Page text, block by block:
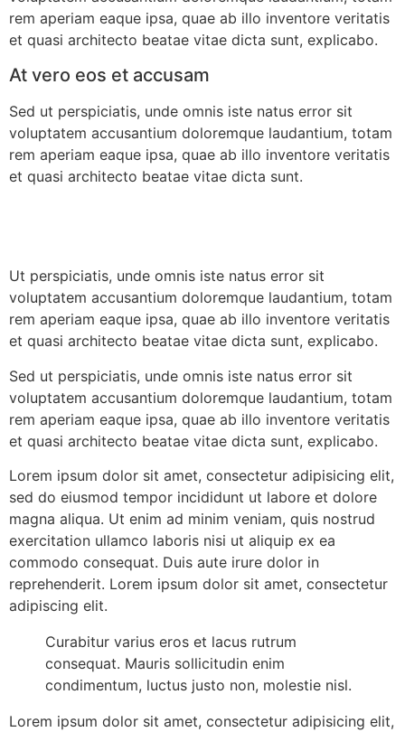
rem aperiam eaque ipsa, quae ab illo inventore veritatis
et quasi architecto beatae vitae dicta sunt, explicabo.
At vero eos et accusam
Sed ut perspiciatis, unde omnis iste natus error sit
voluptatem accusantium doloremque laudantium, totam
rem aperiam eaque ipsa, quae ab illo inventore veritatis
et quasi architecto beatae vitae dicta sunt.
Ut perspiciatis, unde omnis iste natus error sit
voluptatem accusantium doloremque laudantium, totam
rem aperiam eaque ipsa, quae ab illo inventore veritatis
et quasi architecto beatae vitae dicta sunt, explicabo.
Sed ut perspiciatis, unde omnis iste natus error sit
voluptatem accusantium doloremque laudantium, totam
rem aperiam eaque ipsa, quae ab illo inventore veritatis
et quasi architecto beatae vitae dicta sunt, explicabo.
Lorem ipsum dolor sit amet, consectetur adipisicing elit,
sed do eiusmod tempor incididunt ut labore et dolore
magna aliqua. Ut enim ad minim veniam, quis nostrud
exercitation ullamco laboris nisi ut aliquip ex ea
commodo consequat. Duis aute irure dolor in
reprehenderit. Lorem ipsum dolor sit amet, consectetur
adipiscing elit.
Curabitur varius eros et lacus rutrum
consequat. Mauris sollicitudin enim
condimentum, luctus justo non, molestie nisl.
Lorem ipsum dolor sit amet, consectetur adipisicing elit,